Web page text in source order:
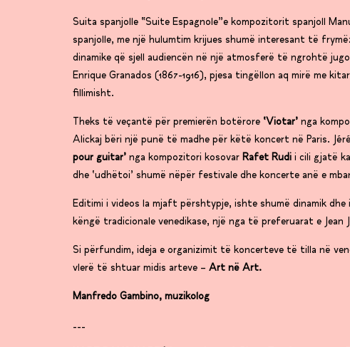
Suita spanjolle “Suite Espagnole”e kompozitorit spanjoll
spanjolle, me një hulumtim krijues shumë interesant të
dinamike që sjell audiencën në një atmosferë të ngrohtë
Enrique Granados (1867-1916), pjesa tingëllon aq mirë me
fillimisht.
Theks të veçantë për premierën botërore ‘Viotar’ nga
Alickaj bëri një punë të madhe për këtë koncert në Paris.
pour guitar’ nga kompozitori kosovar Rafet Rudi i cili gjatë
dhe ‘udhëtoi’ shumë nëpër festivale dhe koncerte anë e
Editimi i videos la mjaft përshtypje, ishte shumë dinamik
këngë tradicionale venedikase, një nga të preferuarat e Jean
Si përfundim, ideja e organizimit të koncerteve të tilla në
vlerë të shtuar midis arteve – Art në Art.
Manfredo Gambino, muzikolog
___